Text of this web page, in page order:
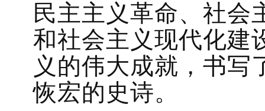
民主主义革命、社会
和社会主义现代化建
义的伟大成就，书写
恢宏的史诗。